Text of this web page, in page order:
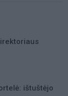
ištuštėjo